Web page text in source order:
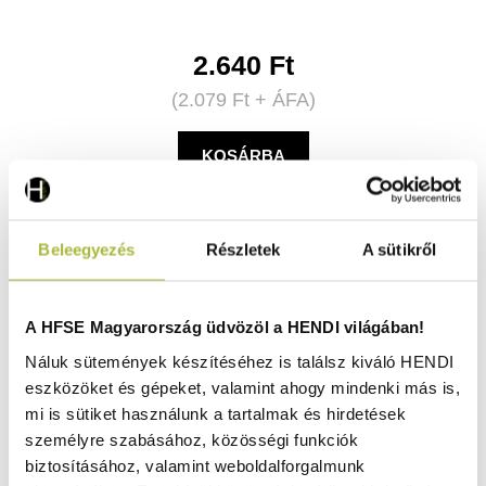
Beleegyezés Részletek A sütikről
A HFSE Magyarország üdvözöl a HENDI világában!
Náluk sütemények készítéséhez is találsz kiváló HENDI
eszközöket és gépeket, valamint ahogy mindenki más is,
mi is sütiket használunk a tartalmak és hirdetések
személyre szabásához, közösségi funkciók
biztosításához, valamint weboldalforgalmunk
2.640 Ft
(2.079 Ft+ ÁFA)
KOSÁRBA